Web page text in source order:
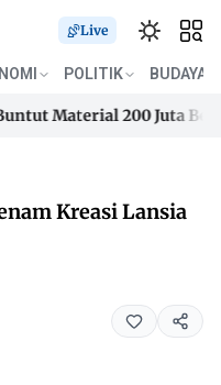
Live
POLITIK BUDAYA
Material 200 Juta Belum
Material 200 Juta Belum
Kreasi Lansia